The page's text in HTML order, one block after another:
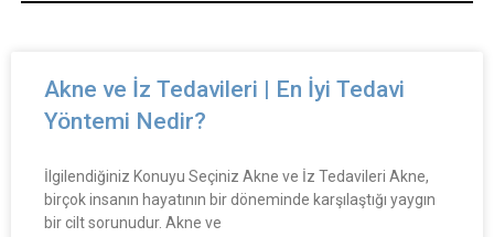
Akne ve İz Tedavileri | En İyi Tedavi
Yöntemi Nedir?
İlgilendiğiniz Konuyu Seçiniz Akne ve İz Tedavileri Akne,
birçok insanın hayatının bir döneminde karşılaştığı yaygın
bir cilt sorunudur. Akne ve